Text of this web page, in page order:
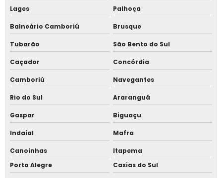
Sistema para controle de acesso
Sistema para ponto
Sistema para ponto de funcionários
Software controle de acesso catraca
Software controle de acesso portaria
Software de controle de acesso para condomínios
Software de ponto
Lages Palhoça
Balneário Camboriú Brusque
Tubarão São Bento do Sul
Caçador Concórdia
Camboriú Navegantes
Rio do Sul Araranguá
Gaspar Biguaçu
Indaial Mafra
Canoinhas
Itapema
Porto Alegre
Caxias do Sul